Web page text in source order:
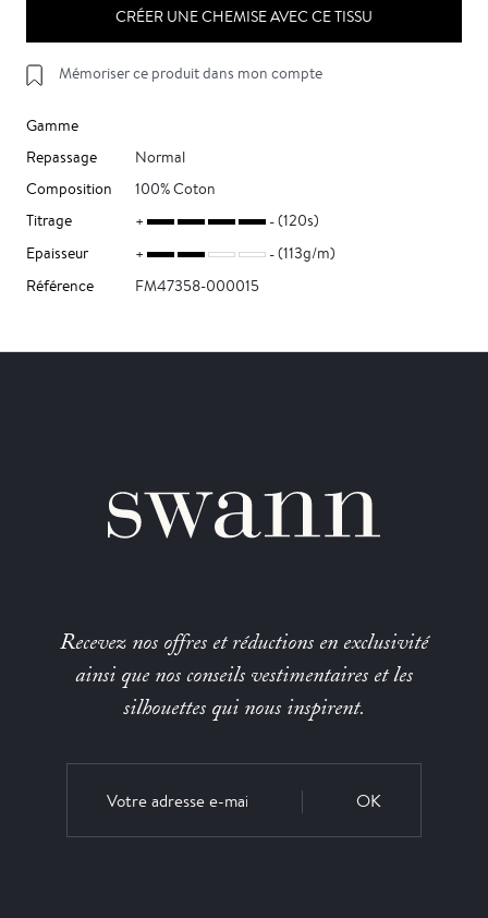
CRÉER UNE CHEMISE AVEC CE TISSU
Mémoriser ce produit dans mon compte
Gamme
Repassage
Normal
Composition
100% Coton
Titrage
(120s)
Epaisseur
(113g/m)
Référence
FM47358-000015
Recevez nos offres et réductions en exclusivité
ainsi que nos conseils vestimentaires et les
silhouettes qui nous inspirent.
OK